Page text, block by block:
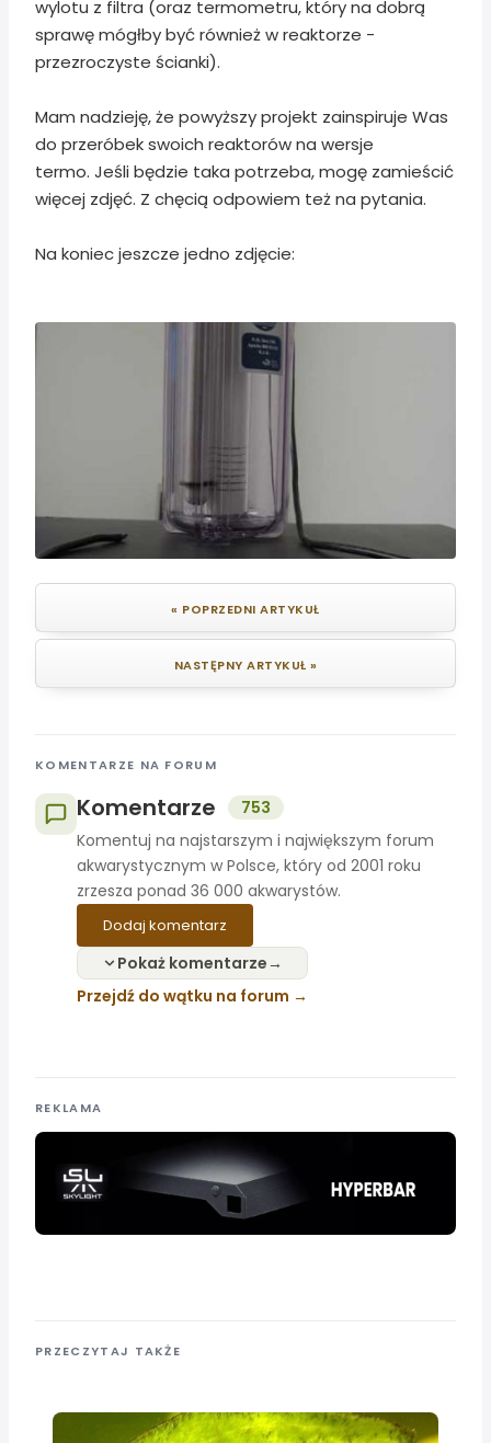
wylotu z filtra (oraz termometru, który na dobrą
sprawę mógłby być również w reaktorze -
przezroczyste ścianki).
Mam nadzieję, że powyższy projekt zainspiruje Was
do przeróbek swoich reaktorów na wersje
termo. Jeśli będzie taka potrzeba, mogę zamieścić
więcej zdjęć. Z chęcią odpowiem też na pytania.
Na koniec jeszcze jedno zdjęcie:
« POPRZEDNI ARTYKUŁ
NASTĘPNY ARTYKUŁ »
KOMENTARZE NA FORUM
Komentarze
753
Komentuj na najstarszym i największym forum
akwarystycznym w Polsce, który od 2001 roku
zrzesza ponad 36 000 akwarystów.
Dodaj komentarz
Pokaż komentarze
Przejdź do wątku na forum
REKLAMA
PRZECZYTAJ TAKŻE